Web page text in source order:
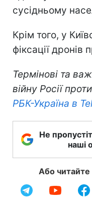
сусідньому
Крім того, у
фіксації
Термінові та
війну Росії
РБК-Україна в
Не
наші
Або читайте